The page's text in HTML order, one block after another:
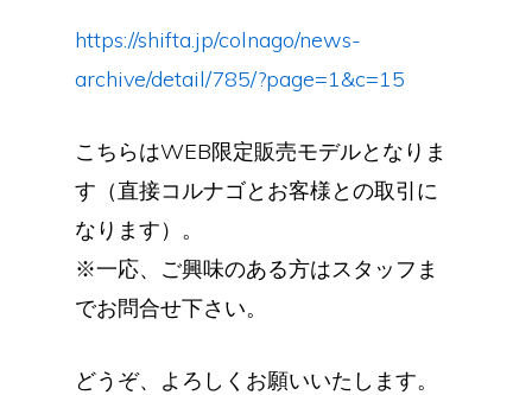
https://shifta.jp/colnago/news-
archive/detail/785/?page=1&c=15
こちらはWEB限定販売モデルとなりま
す（直接コルナゴとお客様との取引に
なります）。
※一応、ご興味のある方はスタッフま
でお問合せ下さい。
どうぞ、よろしくお願いいたします。